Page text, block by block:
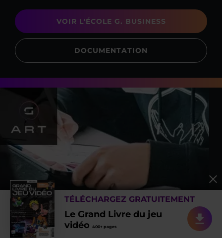
VOIR L'ÉCOLE G. BUSINESS
DOCUMENTATION
G. Art
Ecole d’art
TÉLÉCHARGEZ GRATUITEMENT
Le Grand Livre du jeu
vidéo 400+ pages